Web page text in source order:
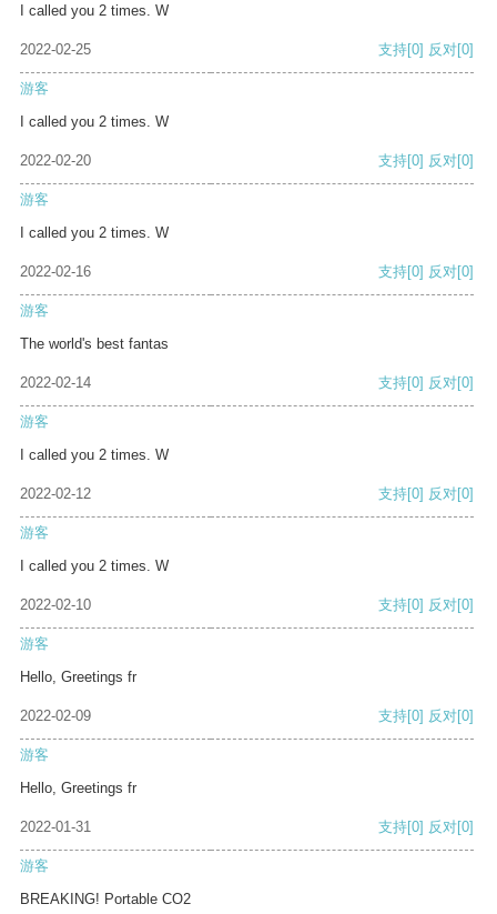
I called you 2 times. W
2022-02-25 支持[0] 反对[0]
游客
I called you 2 times. W
2022-02-20 支持[0] 反对[0]
游客
I called you 2 times. W
2022-02-16 支持[0] 反对[0]
游客
The world's best fantas
2022-02-14 支持[0] 反对[0]
游客
I called you 2 times. W
2022-02-12 支持[0] 反对[0]
游客
I called you 2 times. W
2022-02-10 支持[0] 反对[0]
游客
Hello, Greetings fr
2022-02-09 支持[0] 反对[0]
游客
Hello, Greetings fr
2022-01-31 支持[0] 反对[0]
游客
BREAKING! Portable CO2